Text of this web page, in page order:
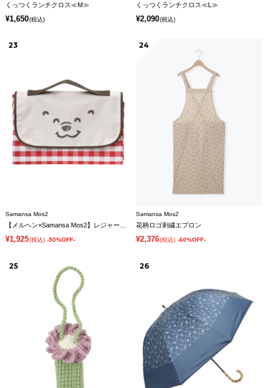
くっつくランチクロス≪M≫
¥1,650(税込)
くっつくランチクロス≪L≫
¥2,090(税込)
23
Samansa Mos2
【メルヘン×Samansa Mos2】レジャーシート
¥1,925(税込) -50%OFF-
24
Samansa Mos2
花柄ロゴ刺繍エプロン
¥2,376(税込) -60%OFF-
25 26